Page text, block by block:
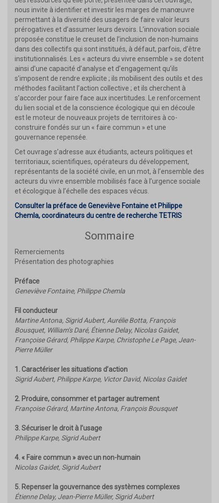
nous invite à identifier et investir les marges de manœuvre
permettant à la diversité des usagers de faire valoir leurs
prérogatives et d’assumer leurs devoirs. L’innovation sociale
proposée constitue le creuset de l’inclusion de non-humains
dans des collectifs qui sont institués, à défaut, parfois, d’être
institutionnalisés. Les « acteurs du vivre ensemble » se dotent
ainsi d’une capacité d’analyse et d’engagement qu’ils
s’imposent de rendre explicite ; ils mobilisent des outils et des
méthodes facilitant l’action collective ; et ils cherchent à
s’accorder pour faire face aux incertitudes. Le renforcement
du lien social et de la conscience écologique qui en découle
est le moteur de nouveaux projets de territoires à co-
construire fondés sur un « faire commun » et une
gouvernance repensée.
Cet ouvrage s’adresse aux étudiants, acteurs politiques et
territoriaux, scientifiques, opérateurs du développement,
représentants de la société civile, en un mot, à l’ensemble des
acteurs du vivre ensemble mobilisés face à l’urgence sociale
et écologique à l’échelle des espaces vécus.
Consulter la préface de Geneviève Fontaine et Philippe
Chemla, coordinateurs du centre de recherche TETRIS
Sommaire
Remerciements
Présentation des photographies
Préface
Geneviève Fontaine, Philippe Chemla
Fil conducteur
Martine Antona, Sigrid Aubert, Aurélie Botta, François
Bousquet, William’s Daré, Étienne Delay, Nicolas Gaidet,
Françoise Gérard, Philippe Karpe, Christophe Le Page, Jean-
Pierre Müller
1. Caractériser les situations d’action
Sigrid Aubert, Philippe Karpe, Victor David, Nicolas Gaidet
2. Produire, consommer et partager autrement
Françoise Gérard, Martine Antona, François Bousquet
3. Sécuriser le droit à l’usage
Philippe Karpe, Sigrid Aubert
4. « Faire commun » avec un non-humain
Nicolas Gaidet, Sigrid Aubert
5. Repenser la gouvernance des systèmes complexes
Étienne Delay, Jean-Pierre Müller, Sigrid Aubert